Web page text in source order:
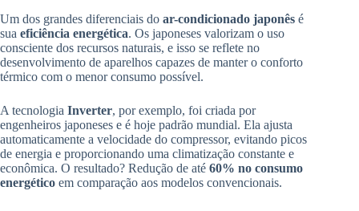
Um dos grandes diferenciais do ar-condicionado japonês é
sua eficiência energética. Os japoneses valorizam o uso
consciente dos recursos naturais, e isso se reflete no
desenvolvimento de aparelhos capazes de manter o conforto
térmico com o menor consumo possível.
A tecnologia Inverter, por exemplo, foi criada por
engenheiros japoneses e é hoje padrão mundial. Ela ajusta
automaticamente a velocidade do compressor, evitando picos
de energia e proporcionando uma climatização constante e
econômica. O resultado? Redução de até 60% no consumo
energético em comparação aos modelos convencionais.